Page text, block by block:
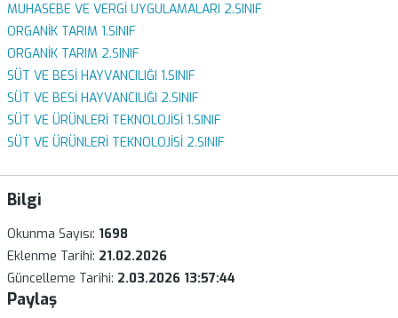
MUHASEBE VE VERGİ UYGULAMALARI 2.SINIF
ORGANİK TARIM 1.SINIF
ORGANİK TARIM 2.SINIF
SÜT VE BESİ HAYVANCILIĞI 1.SINIF
SÜT VE BESİ HAYVANCILIĞI 2.SINIF
SÜT VE ÜRÜNLERİ TEKNOLOJİSİ 1.SINIF
SÜT VE ÜRÜNLERİ TEKNOLOJİSİ 2.SINIF
Bilgi
Okunma Sayısı: 1698
Eklenme Tarihi: 21.02.2026
Güncelleme Tarihi: 2.03.2026 13:57:44
Paylaş